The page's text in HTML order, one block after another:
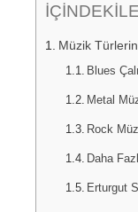
Müzik
Blues
Metal
Rock
Daha
Erturgut